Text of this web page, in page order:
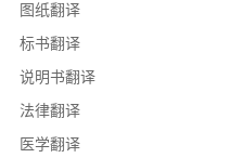
图纸翻译
标书翻译
说明书翻译
法律翻译
医学翻译